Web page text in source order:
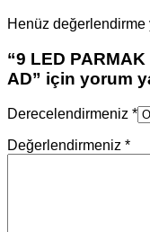
Henüz değerlendirme
“9 LED
AD” için yorum
Derecelendirmeniz *
Değerlendirmeniz *